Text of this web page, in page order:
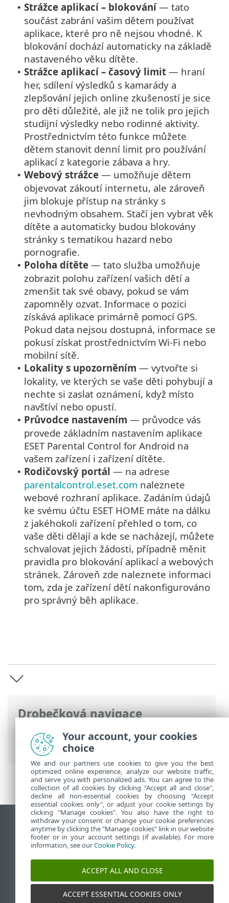
Drobečková navigace
ESET Online nápověda> ESET Parental
Control for Android
Představení
• Strážce aplikací – blokování— tato
součást zabrání vašim dětem používat
aplikace, které pro ně nejsou vhodné. K
blokování dochází automaticky na základě
nastaveného věku dítěte.
• Strážce aplikací – časový limit — hraní
her, sdílení výsledků s kamarády a
zlepšování jejich online zkušeností je sice
pro děti důležité, ale již ne tolik pro jejich
studijní výsledky nebo rodinné aktivity.
Prostřednictvím této funkce můžete
dětem stanovit denní limit pro používání
aplikací z kategorie zábava a hry.
• Webový strážce — umožňuje dětem
objevovat zákoutí internetu, ale zároveň
jim blokuje přístup na stránky s
nevhodným obsahem. Stačí jen vybrat věk
dítěte a automaticky budou blokovány
stránky s tematikou hazard nebo
pornografie.
• Poloha dítěte — tato služba umožňuje
zobrazit polohu zařízení vašich dětí a
zmenšit tak své obavy, pokud se vám
zapomněly ozvat. Informace o pozici
získává aplikace primárně pomocí GPS.
Pokud data nejsou dostupná, informace se
pokusí získat prostřednictvím Wi-Fi nebo
mobilní sítě.
• Lokality s upozorněním — vytvořte si
lokality, ve kterých se vaše děti pohybují a
nechte si zaslat oznámení, když místo
navštíví nebo opustí.
• Průvodce nastavením — průvodce vás
provede základním nastavením aplikace
ESET Parental Control for Android na
vašem zařízení i zařízení dítěte.
• Rodičovský portál — na adrese
parentalcontrol.eset.com naleznete
webové rozhraní aplikace. Zadáním údajů
ke svému účtu ESET HOME máte na dálku
z jakéhokoli zařízení přehled o tom, co
vaše děti dělají a kde se nacházejí, můžete
schvalovat jejich žádosti, případně měnit
pravidla pro blokování aplikací a webových
stránek. Zároveň zde naleznete informaci
tom, zda je zařízení dětí nakonfigurováno
pro správný běh aplikace.
Zobrazit verzi pro počítač
End of Life
ESET Databáze znalostí
ESET Forum
ESET Status Portal
Regionální podpora
Your account, your cookies
choice
We and our partners use cookies to give you the best
optimized online experience, analyze our website traffic,
and serve you with personalized ads. You can agree to the
collection of all cookies by clicking "Accept all and close",
decline all non-essential cookies by choosing "Accept
essential cookies only", or adjust your cookie settings by
clicking "Manage cookies". You also have the right to
withdraw your consent or change your cookie preferences
anytime by clicking the "Manage cookies" link in our website
footer or in your account settings (if available). For more
information, see ourCookie Policy.
ACCEPT ALL AND CLOSE
ACCEPT ESSENTIAL COOKIES ONLY